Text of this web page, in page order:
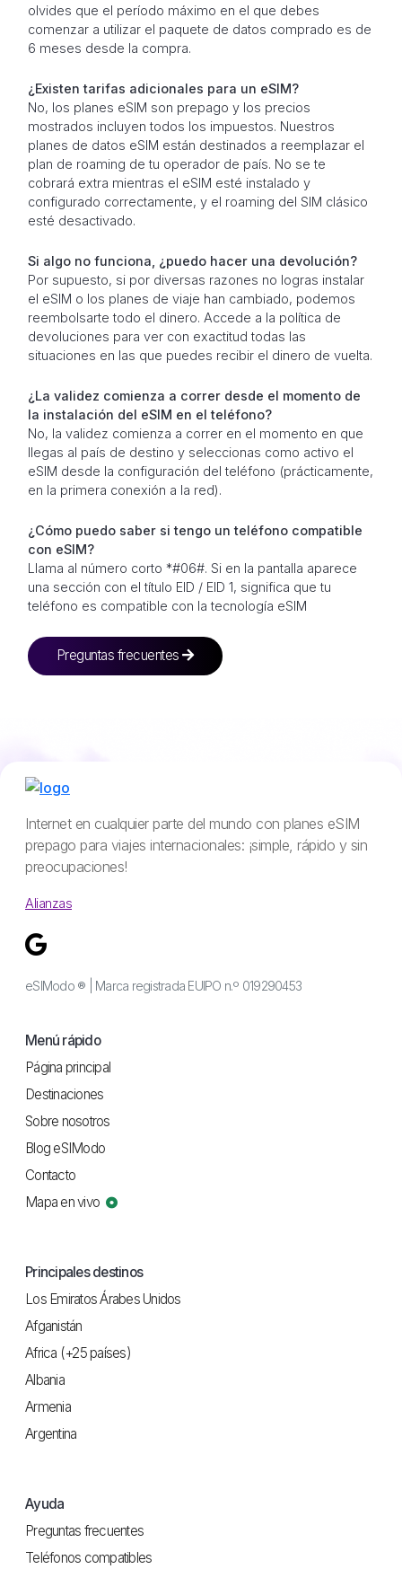
olvides que el período máximo en el que debes
comenzar a utilizar el paquete de datos comprado es de
6 meses desde la compra.
¿Existen tarifas adicionales para un eSIM?
No, los planes eSIM son prepago y los precios
mostrados incluyen todos los impuestos. Nuestros
planes de datos eSIM están destinados a reemplazar el
plan de roaming de tu operador de país. No se te
cobrará extra mientras el eSIM esté instalado y
configurado correctamente, y el roaming del SIM clásico
esté desactivado.
Si algo no funciona, ¿puedo hacer una devolución?
Por supuesto, si por diversas razones no logras instalar
el eSIM o los planes de viaje han cambiado, podemos
reembolsarte todo el dinero. Accede a la política de
devoluciones para ver con exactitud todas las
situaciones en las que puedes recibir el dinero de vuelta.
¿La validez comienza a correr desde el momento de
la instalación del eSIM en el teléfono?
No, la validez comienza a correr en el momento en que
llegas al país de destino y seleccionas como activo el
eSIM desde la configuración del teléfono (prácticamente,
en la primera conexión a la red).
¿Cómo puedo saber si tengo un teléfono compatible
con eSIM?
Llama al número corto *#06#. Si en la pantalla aparece
una sección con el título EID / EID 1, significa que tu
teléfono es compatible con la tecnología eSIM
Preguntas frecuentes
Internet en cualquier parte del mundo con planes eSIM
prepago para viajes internacionales: ¡simple, rápido y sin
preocupaciones!
Alianzas
eSIModo ® | Marca registrada EUIPO n.º 019290453
Menú rápido
Página principal
Destinaciones
Sobre nosotros
Blog eSIModo
Contacto
Mapa en vivo
Principales destinos
Los Emiratos Árabes Unidos
Afganistán
Africa (+25 países)
Albania
Armenia
Argentina
Ayuda
Preguntas frecuentes
Teléfonos compatibles